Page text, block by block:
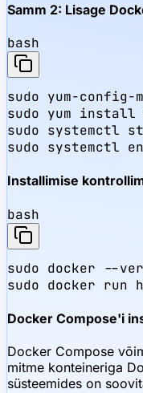
Samm 2: Lisage
bash
sudo yum-
sudo yum
sudo systemctl
sudo systemctl
Installimise
bash
sudo docker --
sudo docker run
Docker Compose'i
Docker Compose
mitme konteineriga
süsteemides on